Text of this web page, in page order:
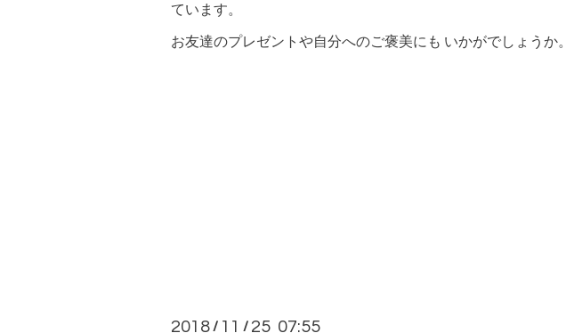
ています。
お友達のプレゼントや自分へのご褒美にも いかがでしょうか。
2018 / 11 / 25 07:55